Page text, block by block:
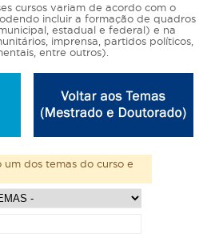
cursos variam de acordo com o
incluir a formação de quadros
estadual e federal) e na
imprensa, partidos políticos,
entre outros).
um dos temas do curso e